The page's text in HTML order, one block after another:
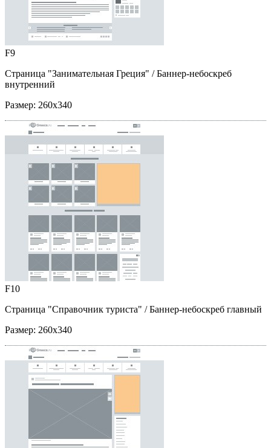
F9
Страница "Занимательная Греция" / Баннер-небоскреб
внутренний
Размер: 260x340
F10
Страница "Справочник туриста" / Баннер-небоскреб главный
Размер: 260x340